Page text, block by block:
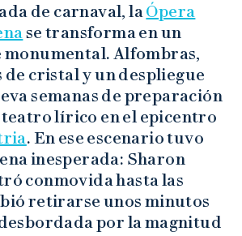
de carnaval, laÓpera
se transforma en un
monumental. Alfombras,
de cristal y un despliegue
semanas de preparación
lírico en el epicentro
. En ese escenario tuvo
inesperada: Sharon
conmovida hasta las
retirarse unos minutos
por la magnitud